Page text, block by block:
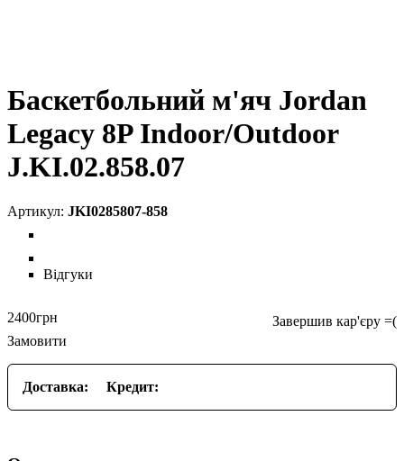
Баскетбольний м'яч Jordan
Legacy 8P Indoor/Outdoor
J.KI.02.858.07
JKI0285807-858
Відгуки
2400грн
Замовити
Доставка: Кредит: